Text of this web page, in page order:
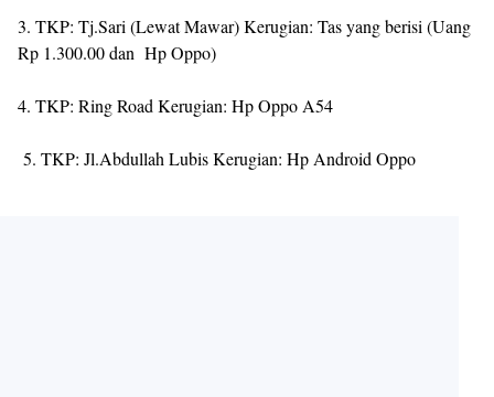
3. TKP: Tj.Sari (Lewat Mawar) Kerugian: Tas yang berisi (Uang
Rp 1.300.00 dan Hp Oppo)
4. TKP: Ring Road Kerugian: Hp Oppo A54
5. TKP: Jl.Abdullah Lubis Kerugian: Hp Android Oppo